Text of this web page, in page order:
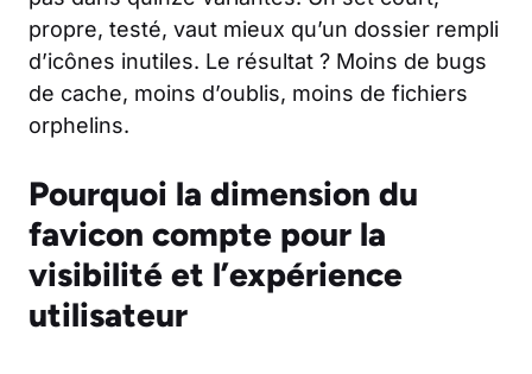
propre, testé, vaut mieux qu’un dossier rempli
d’icônes inutiles. Le résultat ? Moins de bugs
de cache, moins d’oublis, moins de fichiers
orphelins.
Pourquoi la dimension du
favicon compte pour la
visibilité et l’expérience
utilisateur